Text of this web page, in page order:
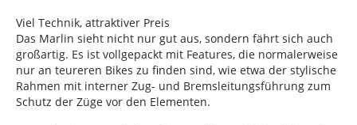
Viel Technik, attraktiver Preis
Das Marlin sieht nicht nur gut aus, sondern fährt sich auch
großartig. Es ist vollgepackt mit Features, die normalerweise
nur an teureren Bikes zu finden sind, wie etwa der stylische
Rahmen mit interner Zug- und Bremsleitungsführung zum
Schutz der Züge vor den Elementen.